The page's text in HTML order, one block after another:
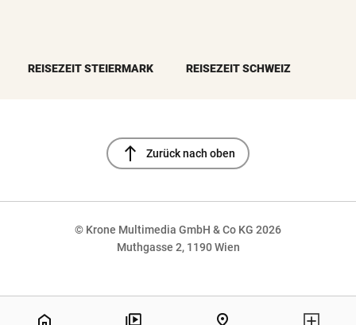
REISEZEIT STEIERMARK REISEZEIT SCHWEIZ
north Zurück nach oben
© Krone Multimedia GmbH & Co KG 2026
Muthgasse 2, 1190 Wien
NaN%